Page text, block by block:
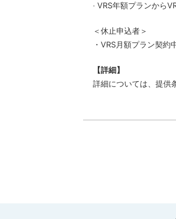
‧ VRS年額プランから
＜休止申込者＞
・VRS月額プラン契
【詳細】
詳細については、提供